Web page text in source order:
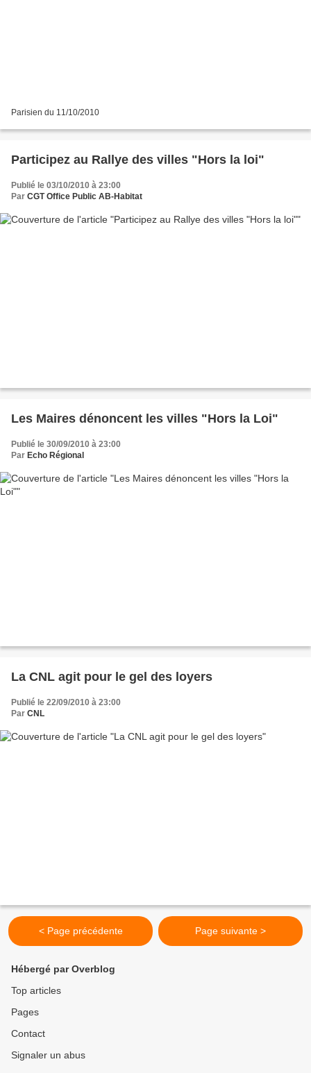
Parisien du 11/10/2010
Participez au Rallye des villes "Hors la loi"
Publié le 03/10/2010 à 23:00
Par CGT Office Public AB-Habitat
Les Maires dénoncent les villes "Hors la Loi"
Publié le 30/09/2010 à 23:00
Par Echo Régional
La CNL agit pour le gel des loyers
Publié le 22/09/2010 à 23:00
Par CNL
< Page précédente Page suivante >
Hébergé par Overblog
Top articles
Pages
Contact
Signaler un abus